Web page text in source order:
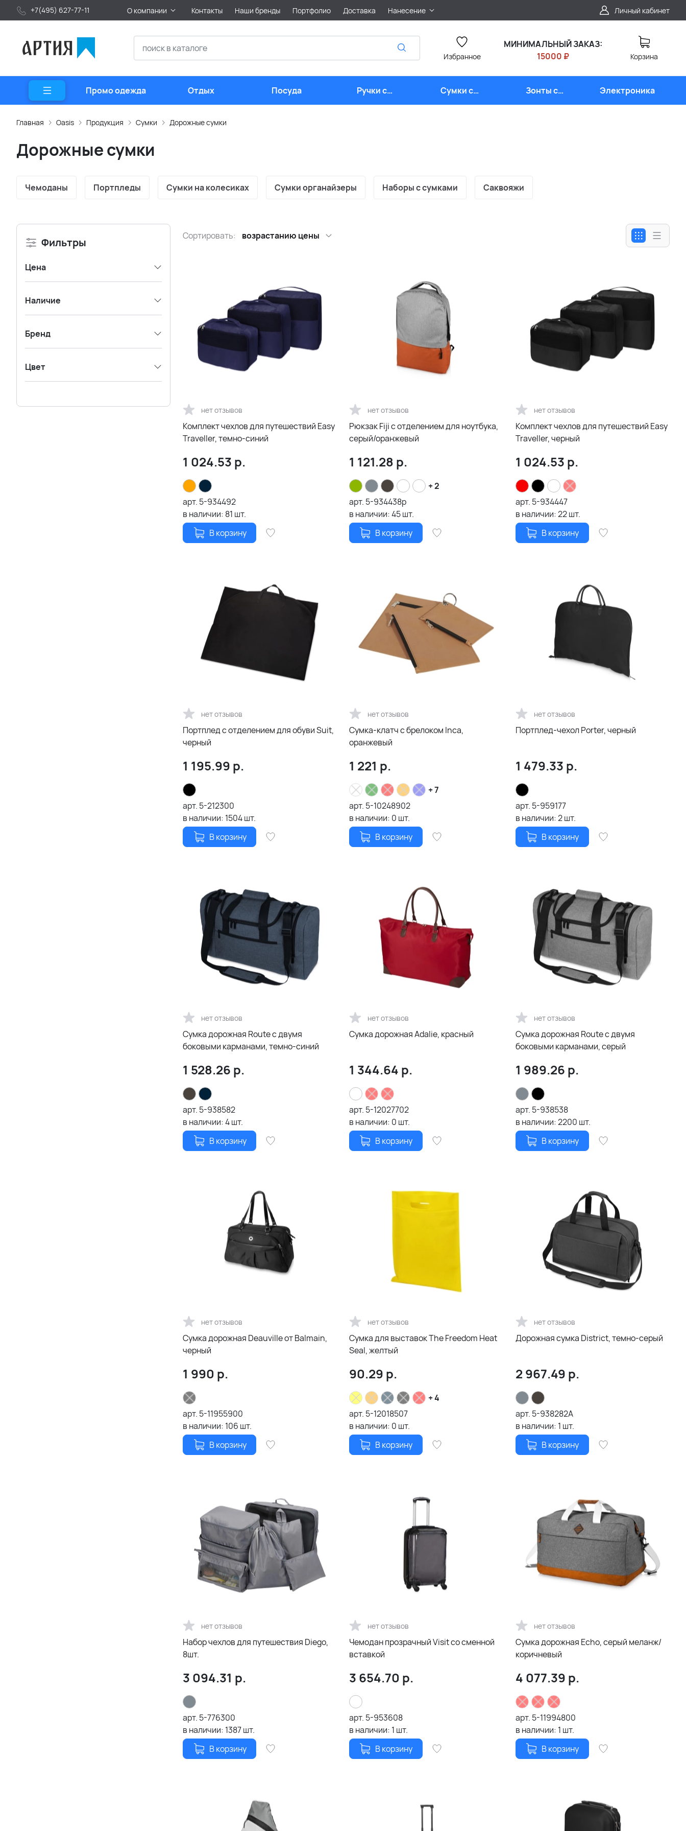
+7(495) 627-77-11 О компании Контакты Наши бренды Портфолио Доставка Нанесение Личный кабинет
Избранное
МИНИМАЛЬНЫЙ ЗАКАЗ:
15000 ₽
Корзина
Промо одежда Отдых Посуда
Ручки с
логотипом
Сумки с
логотипом
Зонты с
логотипом
Электроника
Главная Oasis Продукция Сумки Дорожные сумки
Дорожные сумки
Чемоданы Портпледы Сумки на колесиках Сумки органайзеры Наборы с сумками Саквояжи
Фильтры
Цена
Наличие
Бренд
Цвет
Сортировать: возрастанию цены
нет отзывов
Комплект чехлов для путешествий Easy
Traveller, темно-синий
1 024.53 р.
арт. 5-934492
в наличии: 81 шт.
В корзину
нет отзывов
Рюкзак Fiji с отделением для ноутбука,
серый/оранжевый
1 121.28 р.
+ 2
арт. 5-934438p
в наличии:45шт.
В корзину
нет отзывов
Комплект чехлов для путешествий Easy
Traveller, черный
1 024.53 р.
арт. 5-934447
в наличии:22шт.
В корзину
нет отзывов
Портплед с отделением для обуви Suit,
черный
1 195.99 р.
арт. 5-212300
в наличии: 1504шт.
В корзину
нет отзывов
Сумка-клатч с брелоком Inca,
оранжевый
1 221 р.
+ 7
арт. 5-10248902
в наличии: 0 шт.
В корзину
нет отзывов
Портплед-чехол Porter, черный
1 479.33 р.
арт. 5-959177
в наличии:2шт.
В корзину
нет отзывов
Сумка дорожная Route с двумя
боковыми карманами, темно-синий
1 528.26 р.
арт. 5-938582
в наличии:4шт.
В корзину
нет отзывов
Сумка дорожная Adalie, красный
1 344.64 р.
арт. 5-12027702
в наличии: 0 шт.
В корзину
нет отзывов
Сумка дорожная Route с двумя
боковыми карманами, серый
1 989.26 р.
арт. 5-938538
в наличии:2200 шт.
В корзину
нет отзывов
Сумка дорожная Deauville от Balmain,
черный
1 990 р.
арт. 5-11955900
в наличии: 106 шт.
В корзину
нет отзывов
Сумка для выставок The Freedom Heat
Seal, желтый
90.29 р.
+ 4
арт. 5-12018507
в наличии: 0 шт.
В корзину
нет отзывов
Дорожная сумка District, темно-серый
2 967.49 р.
арт. 5-938282A
в наличии: 1 шт.
В корзину
нет отзывов
Набор чехлов для путешествия Diego,
8шт.
3 094.31 р.
арт. 5-776300
в наличии: 1387шт.
В корзину
нет отзывов
Чемодан прозрачный Visit со сменной
вставкой
3 654.70 р.
арт. 5-953608
в наличии: 1 шт.
В корзину
нет отзывов
Сумка дорожная Echo, серый меланж/
коричневый
4 077.39 р.
арт. 5-11994800
в наличии: 1 шт.
В корзину